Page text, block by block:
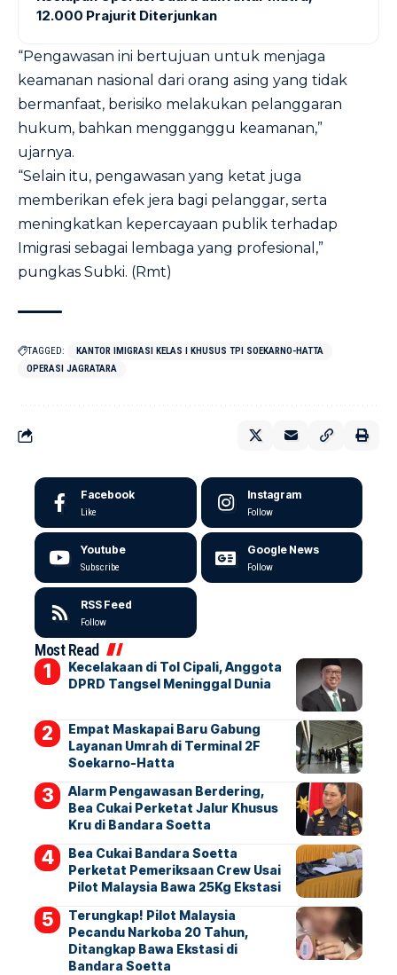
12.000 Prajurit Diterjunkan
“Pengawasan ini bertujuan untuk menjaga
keamanan nasional dari orang asing yang tidak
bermanfaat, berisiko melakukan pelanggaran
hukum, bahkan mengganggu keamanan,”
ujarnya.
“Selain itu, pengawasan yang ketat juga
memberikan efek jera bagi pelanggar, serta
meningkatkan kepercayaan publik terhadap
Imigrasi sebagai lembaga yang profesional,”
pungkas Subki. (Rmt)
TAGGED:
KANTOR IMIGRASI KELAS I KHUSUS TPI SOEKARNO-HATTA
OPERASI JAGRATARA
Facebook
Like
Instagram
Follow
Youtube
Subscribe
Google News
Follow
RSS Feed
Follow
Most Read
Kecelakaan di Tol Cipali, Anggota
DPRD Tangsel Meninggal Dunia
Empat Maskapai Baru Gabung
Layanan Umrah di Terminal 2F
Soekarno-Hatta
Alarm Pengawasan Berdering,
Bea Cukai Perketat Jalur Khusus
Kru di Bandara Soetta
Bea Cukai Bandara Soetta
Perketat Pemeriksaan Crew Usai
Pilot Malaysia Bawa 25Kg Ekstasi
Terungkap! Pilot Malaysia
Pecandu Narkoba 20 Tahun,
Ditangkap Bawa Ekstasi di
Bandara Soetta